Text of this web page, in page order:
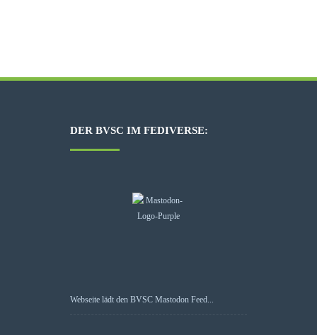
DER BVSC IM FEDIVERSE:
Webseite lädt den BVSC Mastodon Feed...